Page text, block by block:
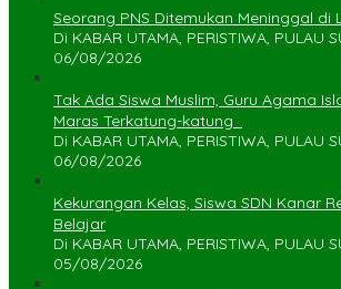
Seorang PNS Ditemukan Meninggal di
Di KABAR UTAMA, PERISTIWA, PULAU
06/08/2026
Tak Ada Siswa Muslim, Guru Agama
Maras Terkatung-katung ‎
Di KABAR UTAMA, PERISTIWA, PULAU
06/08/2026
Kekurangan Kelas, Siswa SDN Kanar
Belajar
Di KABAR UTAMA, PERISTIWA, PULAU
05/08/2026